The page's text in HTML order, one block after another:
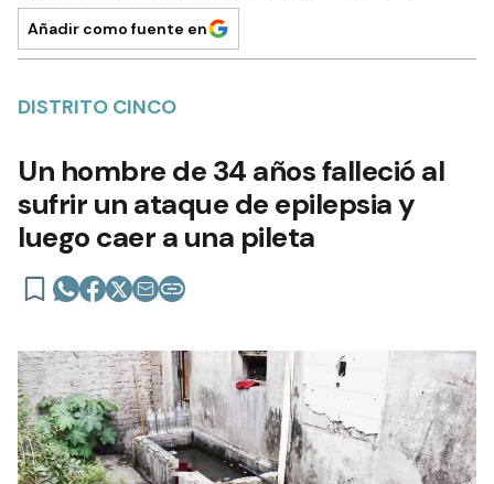
Añadir como fuente en
DISTRITO CINCO
Un hombre de 34 años falleció al
sufrir un ataque de epilepsia y
luego caer a una pileta